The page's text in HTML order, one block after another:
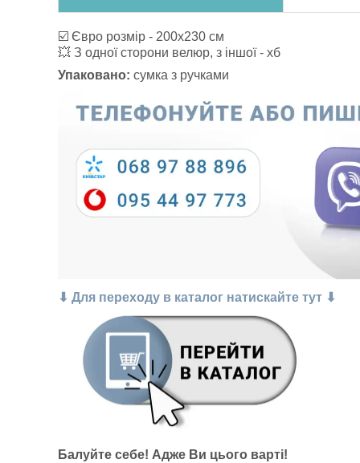
☑️ Євро розмір - 200х230 см
💥 З одної сторони велюр, з іншої - хб
Упаковано: сумка з ручками
⬇ Для переходу в каталог натискайте тут ⬇
Балуйте себе! Адже Ви цього варті!